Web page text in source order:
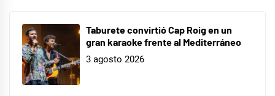
Taburete convirtió Cap Roig en un
gran karaoke frente al Mediterráneo
3 agosto 2026